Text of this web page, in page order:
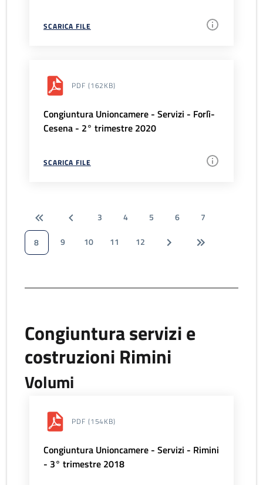
SCARICA FILE
PDF (162KB)
Congiuntura Unioncamere - Servizi - Forlì-
Cesena - 2° trimestre 2020
SCARICA FILE
3 4 5 6
7
8
9 10 11 12
Congiuntura servizi e
costruzioni Rimini
Volumi
PDF (154KB)
Congiuntura Unioncamere - Servizi - Rimini
- 3° trimestre 2018